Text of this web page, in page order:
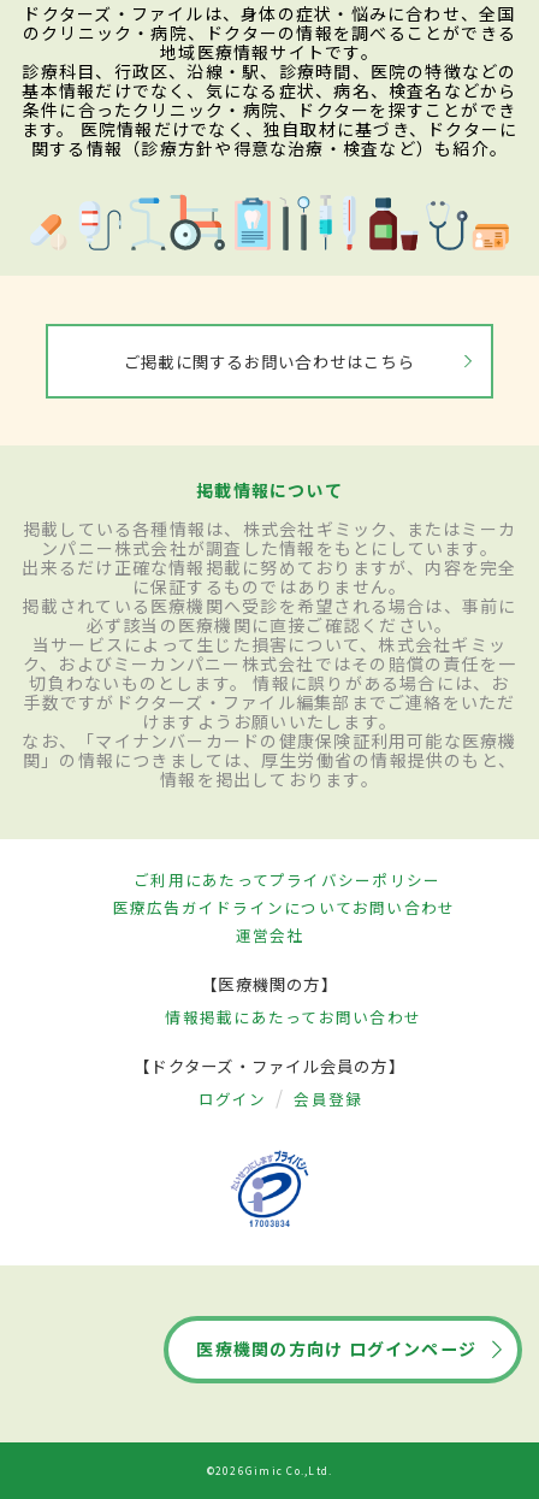
ドクターズ・ファイルは、身体の症状・悩みに合わせ、全国
のクリニック・病院、ドクターの情報を調べることができる
地域医療情報サイトです。
診療科目、行政区、沿線・駅、診療時間、医院の特徴などの
基本情報だけでなく、気になる症状、病名、検査名などから
条件に合ったクリニック・病院、ドクターを探すことができ
ます。 医院情報だけでなく、独自取材に基づき、ドクターに
関する情報（診療方針や得意な治療・検査など）も紹介。
ご掲載に関するお問い合わせはこちら
掲載情報について
掲載している各種情報は、株式会社ギミック、またはミーカ
ンパニー株式会社が調査した情報をもとにしています。
出来るだけ正確な情報掲載に努めておりますが、内容を完全
に保証するものではありません。
掲載されている医療機関へ受診を希望される場合は、事前に
必ず該当の医療機関に直接ご確認ください。
当サービスによって生じた損害について、株式会社ギミッ
ク、およびミーカンパニー株式会社ではその賠償の責任を一
切負わないものとします。 情報に誤りがある場合には、お
手数ですがドクターズ・ファイル編集部までご連絡をいただ
けますようお願いいたします。
なお、「マイナンバーカードの健康保険証利用可能な医療機
関」の情報につきましては、厚生労働省の情報提供のもと、
情報を掲出しております。
ご利用にあたってプライバシーポリシー
医療広告ガイドラインについてお問い合わせ
運営会社
【医療機関の方】
情報掲載にあたって お問い合わせ
【ドクターズ・ファイル会員の方】
ログイン 会員登録
医療機関の方向け ログインページ
©2026Gimic Co.,Ltd.